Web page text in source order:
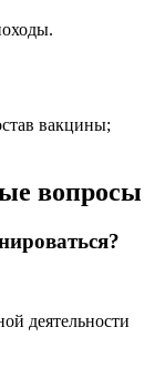
вакцины;
вопросы
деятельности